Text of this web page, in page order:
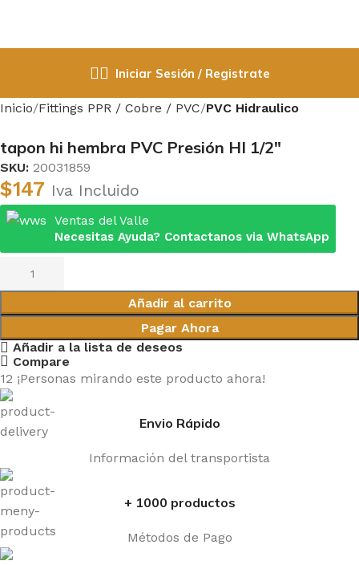
Iniciar Sesión / Registrate
Inicio Fittings PPR / Cobre / PVC PVC Hidraulico
tapon hi hembra PVC Presión HI 1/2″
SKU: 20031859
$147 Iva Incluido
Ventas del Valle
Necesitas Ayuda? Contactanos via WhatsApp
Añadir al carrito
Pagar Ahora
Añadir a la lista de deseos
Compare
12 ¡Personas mirando este producto ahora!
Envio Rápido
Información del transportista
+ 1000 productos
Métodos de Pago